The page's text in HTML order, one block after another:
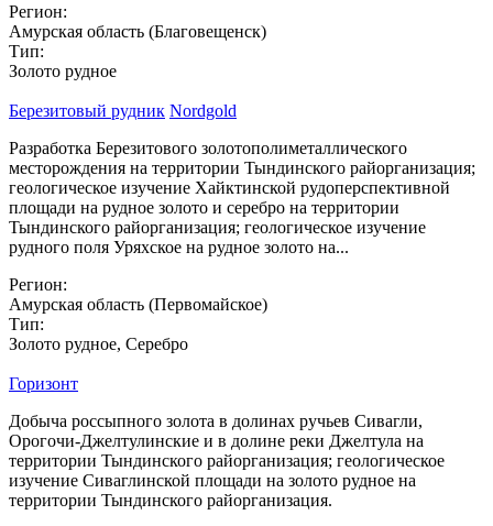
Регион:
Амурская область (Благовещенск)
Тип:
Золото рудное
Березитовый рудник Nordgold
Разработка Березитового золотополиметаллического
месторождения на территории Тындинского райорганизация;
геологическое изучение Хайктинской рудоперспективной
площади на рудное золото и серебро на территории
Тындинского райорганизация; геологическое изучение
рудного поля Уряхское на рудное золото на...
Регион:
Амурская область (Первомайское)
Тип:
Золото рудное, Серебро
Горизонт
Добыча россыпного золота в долинах ручьев Сивагли,
Орогочи-Джелтулинские и в долине реки Джелтула на
территории Тындинского райорганизация; геологическое
изучение Сиваглинской площади на золото рудное на
территории Тындинского райорганизация.